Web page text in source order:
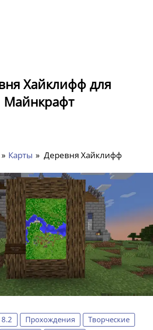
Хайклифф для
Майнкрафт
» Карты » Деревня Хайклифф
Прохождения
Творческие